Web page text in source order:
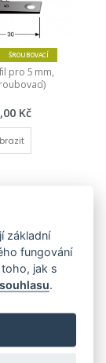
ŠROUBOVACÍ
pro 5 mm,
Kč
ŠROUBOVACÍ
pro 5 mm
základní
fungování
jak s